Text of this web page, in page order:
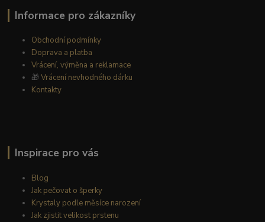
Informace pro zákazníky
Obchodní podmínky
Doprava a platba
Vrácení, výměna a reklamace
🎁Vrácení nevhodného dárku
Kontakty
Inspirace pro vás
Blog
Jak pečovat o šperky
Krystaly podle měsíce narození
Jak zjistit velikost prstenu